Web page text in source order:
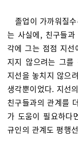
졸업이 가까워질
는 사실에, 친구들
각에 그는 점점 지
지지 않으려는 그를
지선을 놓치지 않으
생각뿐이었다. 지선
친구들과의 관계를
가 도움이 필요하다
규인의 관계도 평행